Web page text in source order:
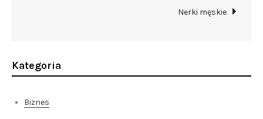
Nerki męskie
Kategoria
Biznes